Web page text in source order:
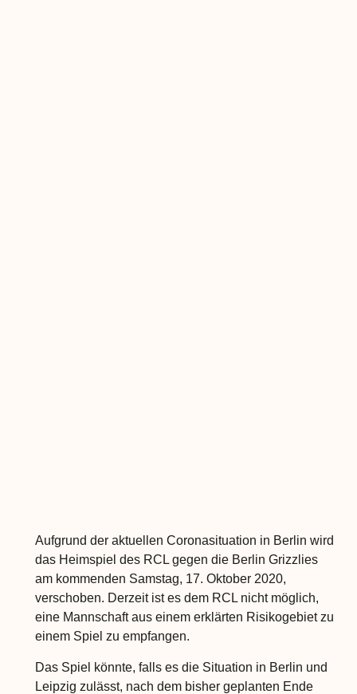
Aufgrund der aktuellen Coronasituation in Berlin wird
das Heimspiel des RCL gegen die Berlin Grizzlies
am kommenden Samstag, 17. Oktober 2020,
verschoben. Derzeit ist es dem RCL nicht möglich,
eine Mannschaft aus einem erklärten Risikogebiet zu
einem Spiel zu empfangen.
Das Spiel könnte, falls es die Situation in Berlin und
Leipzig zulässt, nach dem bisher geplanten Ende